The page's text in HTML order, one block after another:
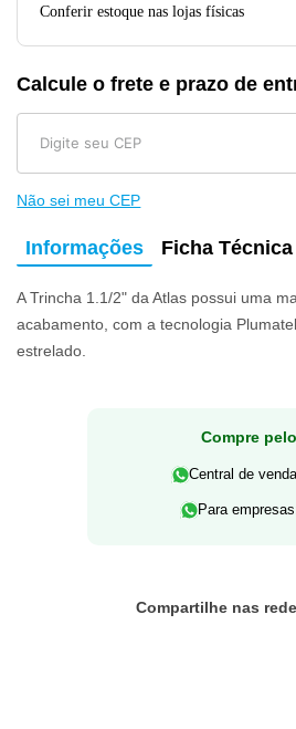
Conferir estoque nas lojas físicas
Calcule o frete e prazo de
Não sei meu CEP
Informações Ficha Técnica
A Trincha 1.1/2" da Atlas possui uma
acabamento, com a tecnologia
estrelado.
Compre
Central de
Para